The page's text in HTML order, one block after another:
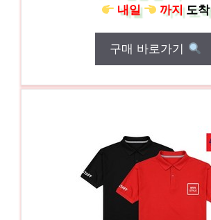
내일
까지도착
구매 바로가기